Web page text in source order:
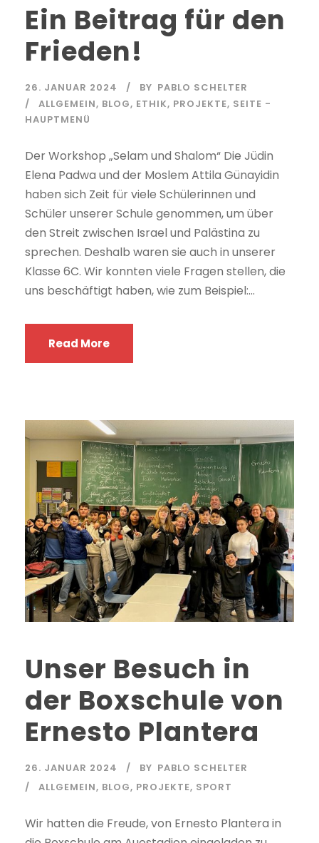
Ein Beitrag für den
Frieden!
26. JANUAR 2024 BY PABLO SCHELTER
ALLGEMEIN, BLOG, ETHIK, PROJEKTE, SEITE -
HAUPTMENÜ
Der Workshop „Selam und Shalom“ Die Jüdin
Elena Padwa und der Moslem Attila Günayidin
haben sich Zeit für viele Schülerinnen und
Schüler unserer Schule genommen, um über
den Streit zwischen Israel und Palästina zu
sprechen. Deshalb waren sie auch in unserer
Klasse 6C. Wir konnten viele Fragen stellen, die
uns beschäftigt haben, wie zum Beispiel:...
Read More
Unser Besuch in
der Boxschule von
Ernesto Plantera
26. JANUAR 2024 BY PABLO SCHELTER
ALLGEMEIN, BLOG, PROJEKTE, SPORT
Wir hatten die Freude, von Ernesto Plantera in